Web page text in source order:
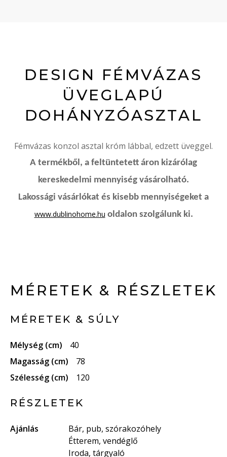
DESIGN FÉMVÁZAS
ÜVEGLAPÚ
DOHÁNYZÓASZTAL
Fémvázas konzol asztal króm lábbal, edzett üveggel.
A termékből, a feltüntetett áron kizárólag
kereskedelmi mennyiség vásárolható.
Lakossági vásárlókat és kisebb mennyiségeket a
www.dublinohome.hu oldalon szolgálunk ki.
MÉRETEK & RÉSZLETEK
MÉRETEK & SÚLY
Mélység (cm)
40
Magasság (cm)
78
Szélesség (cm)
120
RÉSZLETEK
Ajánlás
Bár, pub, szórakozóhely
Étterem, vendéglő
Iroda, tárgyaló